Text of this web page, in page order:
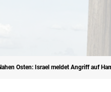
Osten: Israel meldet Angriff auf